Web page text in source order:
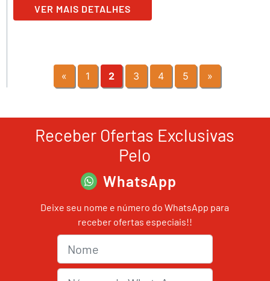
VER MAIS DETALHES
« 1 2 3 4 5 »
Receber Ofertas Exclusivas
Pelo
WhatsApp
Deixe seu nome e número do WhatsApp para
receber ofertas especiais!!
Nome
nmrWhats